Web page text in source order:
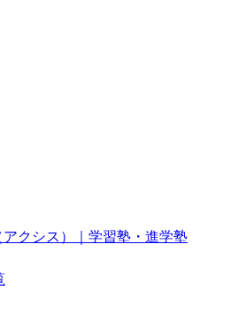
クシス）｜学習塾・進学塾